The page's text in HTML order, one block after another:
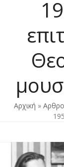
Αρχική »